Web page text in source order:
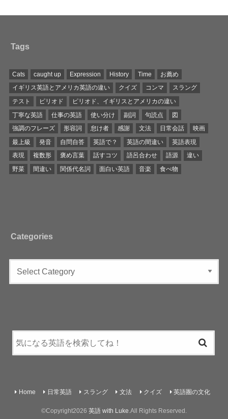
Tags
Cats caught up Expression History Time
お薦め
イギリス英語とアメリカ英語の違い
クイズ コンマ
スラング
テスト
ピリオド
ピリオド、イギリスとアメリカの違い
丁寧な英語
仕事の英語 使い分け 副詞 句読点
図
強調のフレーズ
形容詞 怠け者 感謝 文法 日常会話
映画
最上級
発音 自問自答 英語で？ 英語の間違い
英語表現
表現
複数形 褒め言葉 話すコツ 語呂合わせ 語源
違い
野菜
間違い 関係代名詞 面白い英語 音楽 食べ物
Categories
Home 日常英語 スラング 文法 クイズ 英語圏の文化
©Copyright2026 英語 with Luke .All Rights Reserved.